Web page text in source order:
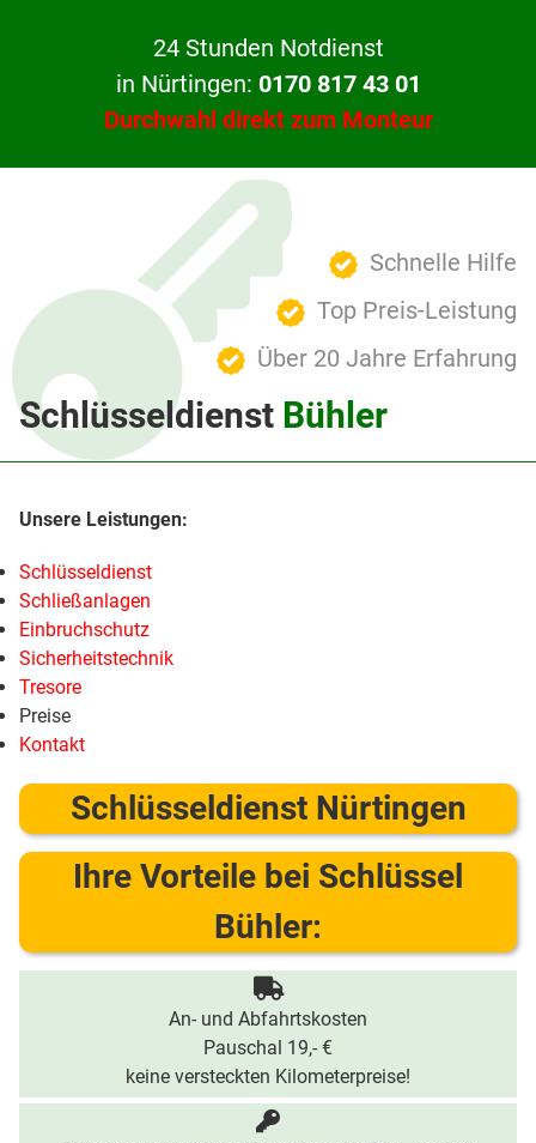
24 Stunden Notdienst
in Nürtingen: 0170 817 43 01
Durchwahl direkt zum Monteur
Schnelle Hilfe
Top Preis-Leistung
Über 20 Jahre Erfahrung
Schlüsseldienst Bühler
Schlüsseldienst
Schließanlagen
Einbruchschutz
Sicherheitstechnik
Tresore
Preise
Kontakt
Schlüsseldienst Nürtingen
Ihre Vorteile bei Schlüssel
Bühler:
An- und Abfahrtskosten
Pauschal 19,- €
keine versteckten Kilometerpreise!